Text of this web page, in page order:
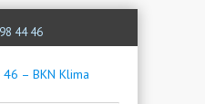
44 46